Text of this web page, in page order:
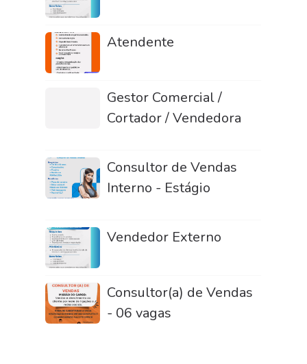
Atendente
Gestor Comercial /
Cortador / Vendedora
Consultor de Vendas
Interno - Estágio
Vendedor Externo
Consultor(a) de Vendas
- 06 vagas